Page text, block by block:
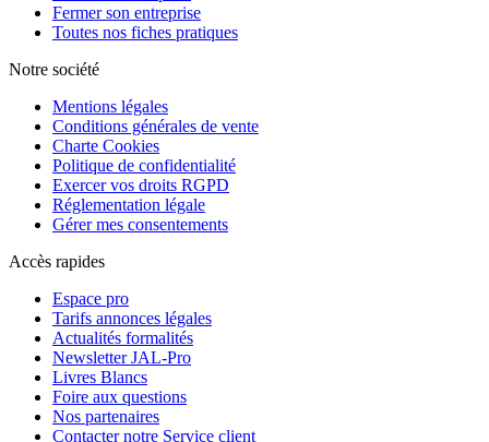
Fermer son entreprise
Toutes nos fiches pratiques
Notre société
Mentions légales
Conditions générales de vente
Charte Cookies
Politique de confidentialité
Exercer vos droits RGPD
Réglementation légale
Gérer mes consentements
Accès rapides
Espace pro
Tarifs annonces légales
Actualités formalités
Newsletter JAL-Pro
Livres Blancs
Foire aux questions
Nos partenaires
Contacter notre Service client